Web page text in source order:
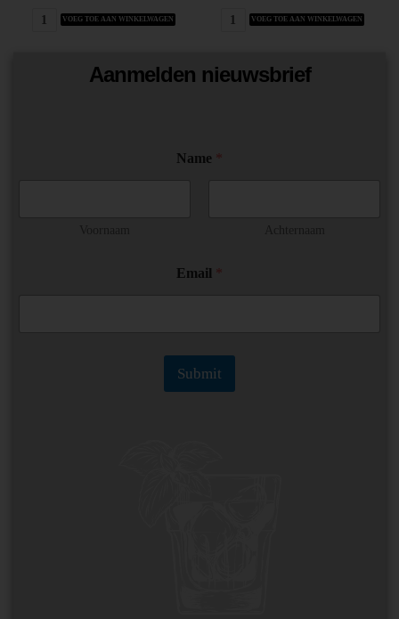
VOEG TOE AAN WINKELWAGEN VOEG TOE AAN WINKELWAGEN
Aanmelden nieuwsbrief
m
Name
Email
Submit